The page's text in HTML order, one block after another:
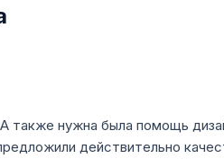
нужна была помощь
действительно